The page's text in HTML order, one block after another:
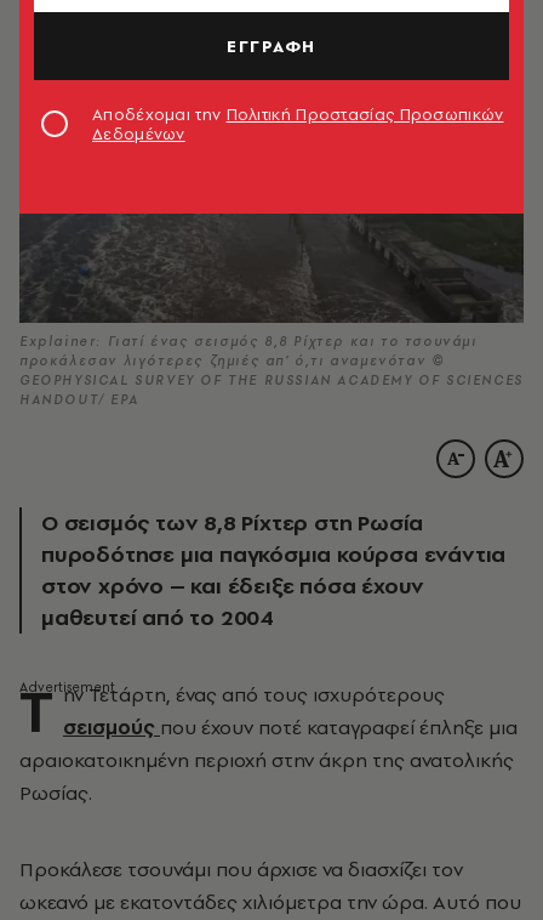
Explainer: Γιατί ένας σεισμός 8,8 Ρίχτερ και το τσουνάμι
προκάλεσαν λιγότερες ζημιές απ’ ό,τι αναμενόταν ©
GEOPHYSICAL SURVEY OF THE RUSSIAN ACADEMY OF SCIENCES
HANDOUT/ EPA
Ο σεισμός των 8,8 Ρίχτερ στη Ρωσία
πυροδότησε μια παγκόσμια κούρσα ενάντια
στον χρόνο – και έδειξε πόσα έχουν
μαθευτεί από το 2004
Τ ην Τετάρτη, ένας από τους ισχυρότερους
σεισμούς που έχουν ποτέ καταγραφεί έπληξε μια
αραιοκατοικημένη περιοχή στην άκρη της ανατολικής
Ρωσίας.
Προκάλεσε τσουνάμι που άρχισε να διασχίζει τον
ωκεανό με εκατοντάδες χιλιόμετρα την ώρα. Αυτό που
ΕΓΓΡΑΦΗ
Αποδέχομαι την Πολιτική Προστασίας Προσωπικών
Δεδομένων